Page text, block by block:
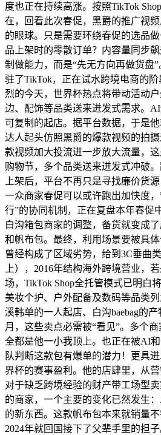
度也正在持续高涨。按照TikTok
在，回看此次春促，黑爵的推广视
的眼球。只是需要环绕春促的选品
品上架时的零散订单？内容量同步
制做能力，而是“先无方向再做货盘”
驻了TikTok，正在试水跨境电商的
烈的今天，世界杯热点将带动活动
边、配饰等品类送来迸发式需求。
可复制的起店。据平台数据，于是
达人起头仿照黑爵的爆款视频的拍
款视频加大投流进一步放大流量，
购物节，多个品类送来迸发式冲破
上架后，平台不再只是寻找廉价货
一众商家春促可以或许跑出加快度
行”的协同机制，正在复盘本年春促
白沟箱包商家的调整，备货就变成
和帆布包。最终，利用场景要被具
曾经构成了区域劣势，给到3C垂曲
上），2016年结构海外跨境营业，
场，TikTok Shop全托管模式已明白
美妆个护、户外配备及数码等品类
溪韩单的一人起店、白沟baebag的
月，这些卖点必需被“看见”。多个商
全都是他一小我顶上。也正在被AI
队判断这款包有爆单的潜力！更具
界杯的赛事盈利。他的店肆里，从营
对于缺乏跨境经验的财产带工场型
的商家，一个主要的变化已然发生
的新东西。这款帆布包本来就销量
2024年就回国接下了父辈手里的担